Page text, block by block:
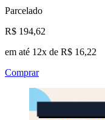
Parcelado
R$ 194,62
em até 12x de R$ 16,22
Comprar